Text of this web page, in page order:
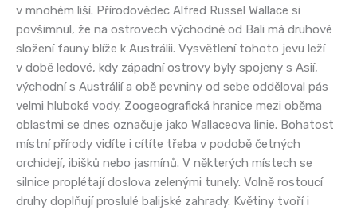
v mnohém liší. Přírodovědec Alfred Russel Wallace si
povšimnul, že na ostrovech východně od Bali má druhové
složení fauny blíže k Austrálii. Vysvětlení tohoto jevu leží
v době ledové, kdy západní ostrovy byly spojeny s Asií,
východní s Austrálií a obě pevniny od sebe odděloval pás
velmi hluboké vody. Zoogeografická hranice mezi oběma
oblastmi se dnes označuje jako Wallaceova linie. Bohatost
místní přírody vidíte i cítíte třeba v podobě četných
orchidejí, ibišků nebo jasmínů. V některých místech se
silnice proplétají doslova zelenými tunely. Volně rostoucí
druhy doplňují proslulé balijské zahrady. Květiny tvoří i